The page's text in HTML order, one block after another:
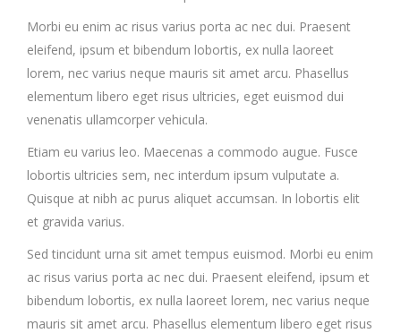
Morbi eu enim ac risus varius porta ac nec dui. Praesent
eleifend, ipsum et bibendum lobortis, ex nulla laoreet
lorem, nec varius neque mauris sit amet arcu. Phasellus
elementum libero eget risus ultricies, eget euismod dui
venenatis ullamcorper vehicula.
Etiam eu varius leo. Maecenas a commodo augue. Fusce
lobortis ultricies sem, nec interdum ipsum vulputate a.
Quisque at nibh ac purus aliquet accumsan. In lobortis elit
et gravida varius.
Sed tincidunt urna sit amet tempus euismod. Morbi eu enim
ac risus varius porta ac nec dui. Praesent eleifend, ipsum et
bibendum lobortis, ex nulla laoreet lorem, nec varius neque
mauris sit amet arcu. Phasellus elementum libero eget risus